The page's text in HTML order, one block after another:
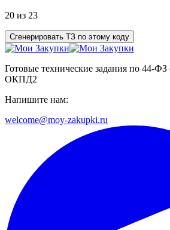
20 из 23
Сгенерировать ТЗ по этому коду
Готовые технические задания по 44-
ОКПД2
Напишите нам:
welcome@moy-zakupki.ru